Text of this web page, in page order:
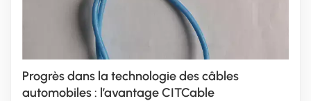
Progrès dans la technologie des câbles
automobiles : l’avantage CITCable